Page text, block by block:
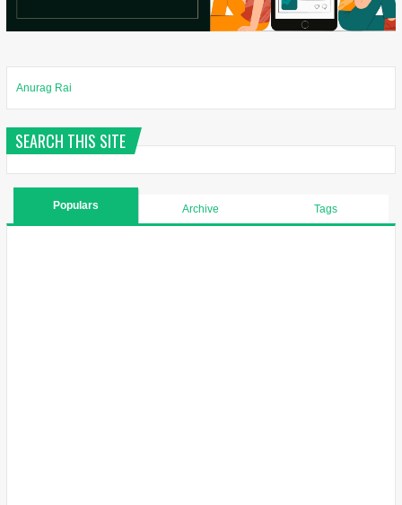
Anurag Rai
SEARCH THIS SITE
Populars Archive Tags